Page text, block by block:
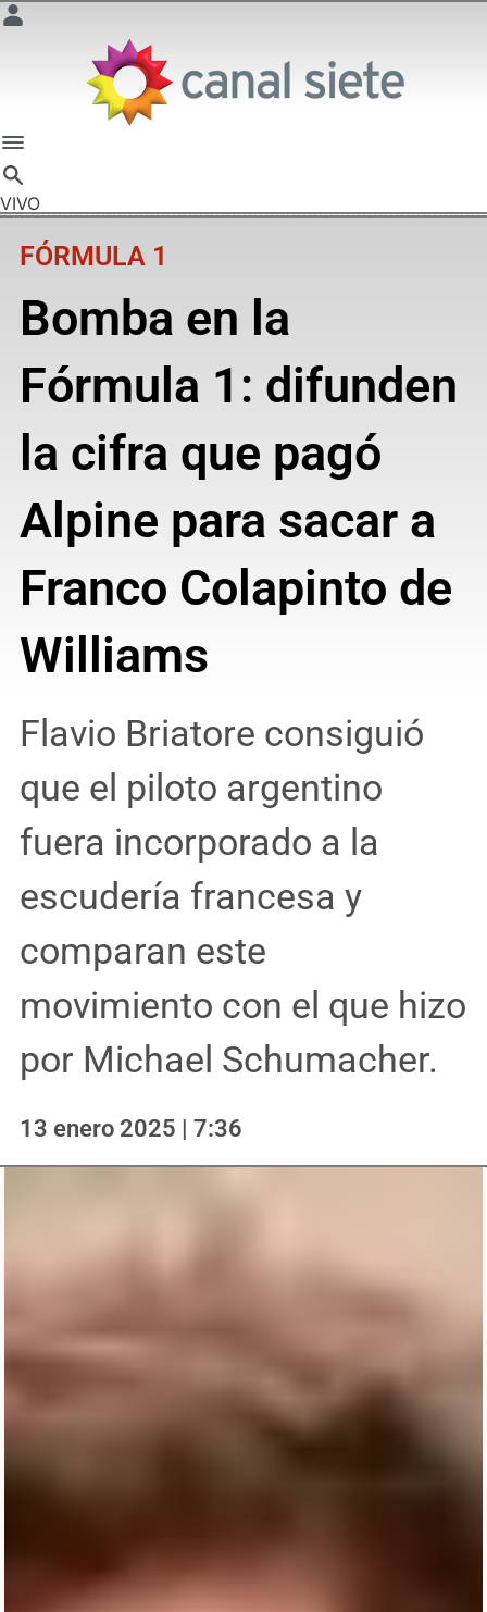
VIVO
FÓRMULA 1
Bomba en la
Fórmula 1: difunden
la cifra que pagó
Alpine para sacar a
Franco Colapinto de
Williams
Flavio Briatore consiguió
que el piloto argentino
fuera incorporado a la
escudería francesa y
comparan este
movimiento con el que hizo
por Michael Schumacher.
13 enero 2025 | 7:36